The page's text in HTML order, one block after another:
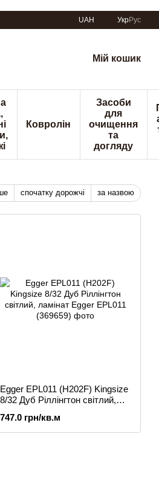
UAH УкрРус
Мій кошик
Ковролін
Засоби
для
очищення
та
догляду
спочатку дорожчі за назвою
Egger EPL011 (H202F) Kingsize
8/32 Дуб Ріллінгтон світлий,
747.0 грн/кв.м